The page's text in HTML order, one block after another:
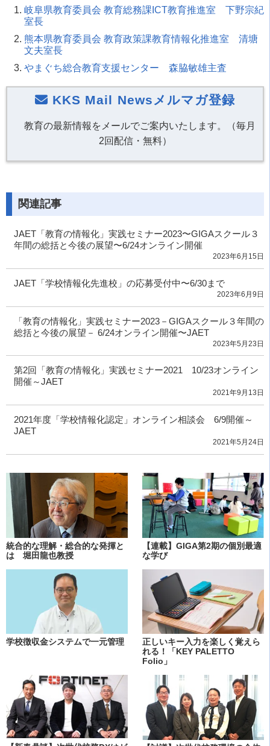
岐阜県教育委員会 教育総務課ICT教育推進室 下野宗紀
室長
熊本県教育委員会 教育政策課教育情報化推進室 清塘
文夫室長
やまぐち総合教育支援センター 森脇敏雄主査
KKS Mail Newsメルマガ登録
教育の最新情報をメールでご案内いたします。（毎月
2回配信・無料）
関連記事
JAET「教育の情報化」実践セミナー2023〜GIGAスクール３
年間の総括と今後の展望〜6/24オンライン開催
2023年6月15日
JAET「学校情報化先進校」の応募受付中〜6/30まで
2023年6月9日
「教育の情報化」実践セミナー2023－GIGAスクール３年間の
総括と今後の展望－ 6/24オンライン開催〜JAET
2023年5月23日
第2回「教育の情報化」実践セミナー2021 10/23オンライン
開催～JAET
2021年9月13日
2021年度「学校情報化認定」オンライン相談会 6/9開催～
JAET
2021年5月24日
統合的な理解・総合的な発揮と
は 堀田龍也教授
【連載】GIGA第2期の個別最適
な学び
学校徴収金システムで一元管理
正しいキー入力を楽しく覚えら
れる！「KEY PALETTO
Folio」